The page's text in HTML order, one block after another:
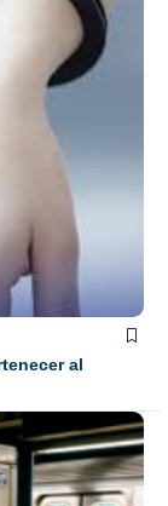
al